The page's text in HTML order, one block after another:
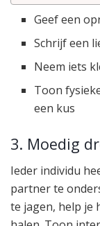
Geef een
Schrijf een
Neem iets
Toon
een kus
3. Moedig
Ieder individu
partner te
te jagen, help je